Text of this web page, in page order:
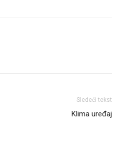
Sledeći tekst
Klima uređaj